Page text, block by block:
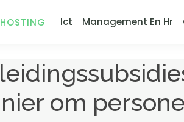
Ict Management En Hr
om